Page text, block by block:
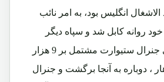
انگلیس بود، به امر نائب
روانه کابل شد و سپاه دیگر
انگلیس به سرکردگی جنرال ستیوارت مشتمل بر 9 هزار
، دوباره به آنجا برگشت و جنرال